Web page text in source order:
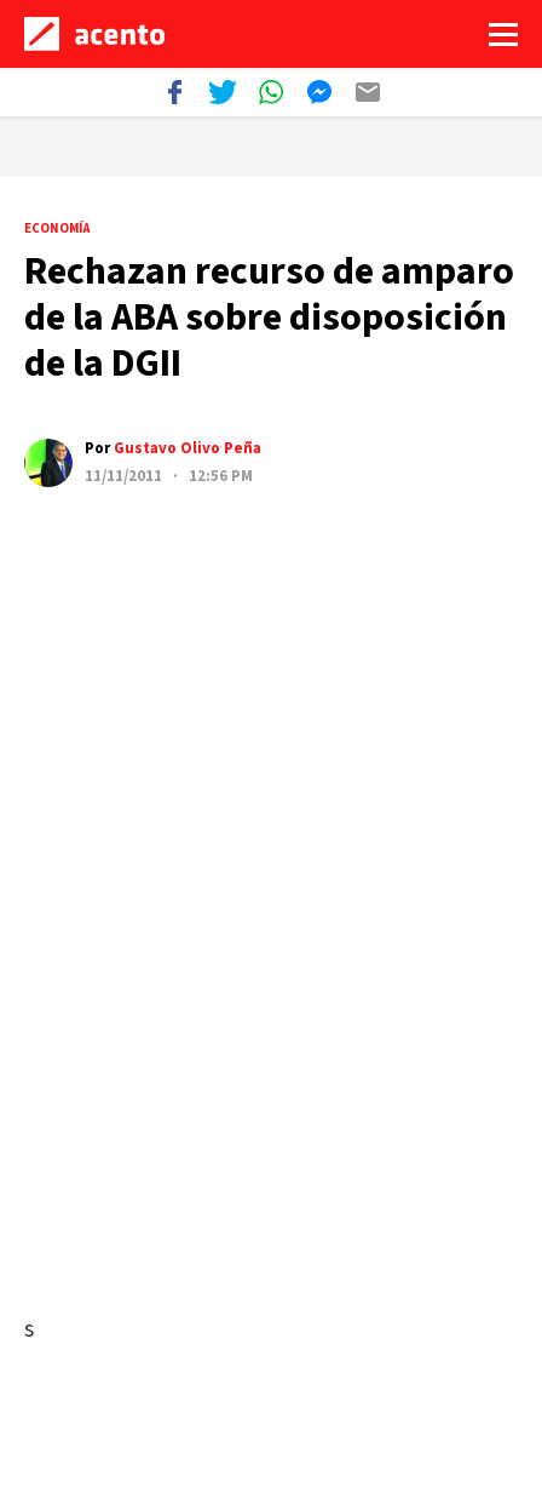
ECONOMÍA
Rechazan recurso de amparo
de la ABA sobre disoposición
de la DGII
PorGustavo Olivo Peña
11/11/2011 · 12:56 PM
s